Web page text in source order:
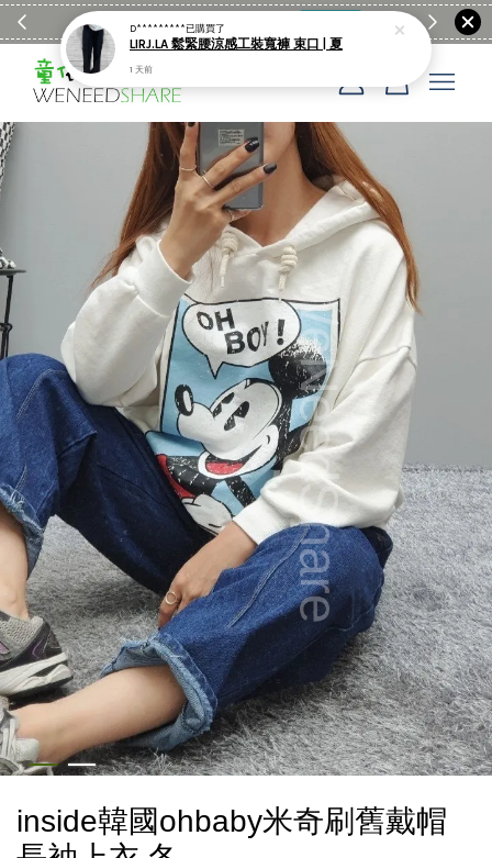
滿$1990送日亞麻棉簡約餐墊 童裝
inside韓國ohbaby米奇刷舊戴帽
您的購物車目前還是空的。
繼續購物
D*********已購買了
LIRJ.LA 鬆緊腰涼感工裝寬褲 束口 | 夏
1 天前